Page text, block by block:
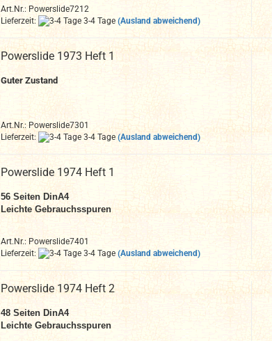
Art.Nr.: Powerslide7212
Lieferzeit:
3-4 Tage (Ausland abweichend)
Powerslide 1973 Heft 1
Guter Zustand
Art.Nr.: Powerslide7301
Lieferzeit:
3-4 Tage (Ausland abweichend)
Powerslide 1974 Heft 1
56 Seiten DinA4
Leichte Gebrauchsspuren
Art.Nr.: Powerslide7401
Lieferzeit:
3-4 Tage (Ausland abweichend)
Powerslide 1974 Heft 2
48 Seiten DinA4
Leichte Gebrauchsspuren